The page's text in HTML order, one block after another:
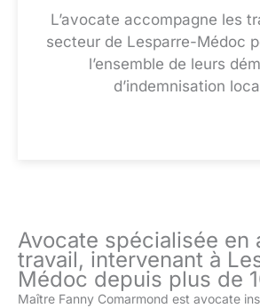
L’avocate accompagne les
secteur de Lesparre-Médoc
l’ensemble de leurs
d’indemnisation
Avocate spécialisée en
travail, intervenant à
Médoc depuis plus de
Maître Fanny Comarmond est avocate